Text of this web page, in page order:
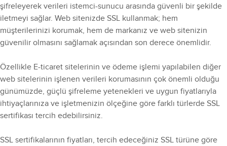
şifreleyerek verileri istemci-sunucu arasında güvenli bir şekilde
iletmeyi sağlar. Web sitenizde SSL kullanmak; hem
müşterilerinizi korumak, hem de markanız ve web sitenizin
güvenilir olmasını sağlamak açısından son derece önemlidir.
Özellikle E-ticaret sitelerinin ve ödeme işlemi yapılabilen diğer
web sitelerinin işlenen verileri korumasının çok önemli olduğu
günümüzde, güçlü şifreleme yetenekleri ve uygun fiyatlarıyla
ihtiyaçlarınıza ve işletmenizin ölçeğine göre farklı türlerde SSL
sertifikası tercih edebilirsiniz.
SSL sertifikalarının fiyatları, tercih edeceğiniz SSL türüne göre